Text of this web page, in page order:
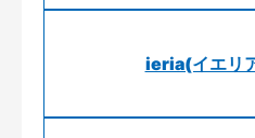
ieria(イエリ